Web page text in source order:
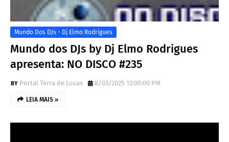
Mundo Dos DJs - Dj Elmo Rodrigues
Mundo dos DJs by Dj Elmo Rodrigues
apresenta: NO DISCO #235
Portal Terra de Lucas 8/03/2025 12:00:00 PM
LEIA MAIS »